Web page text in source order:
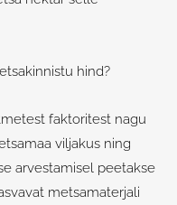
hind?
faktoritest nagu
viljakus ning
arvestamisel peetakse
metsamaterjali